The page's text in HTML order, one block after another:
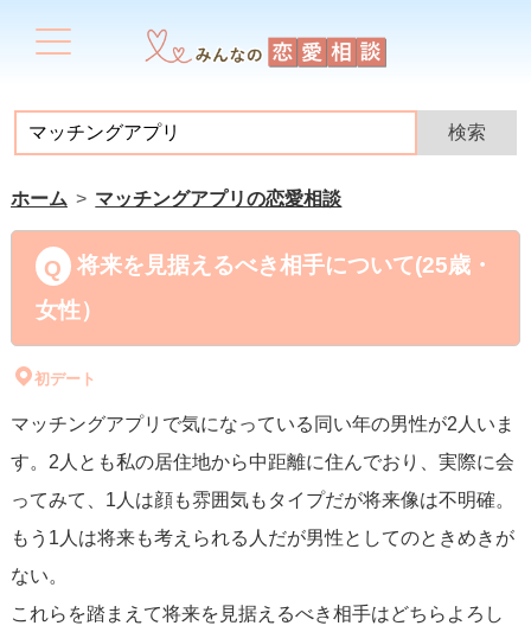
ホーム マッチングアプリの恋愛相談
将来を見据えるべき相手について(25歳・
女性）
初デート
マッチングアプリで気になっている同い年の男性が2人いま
す。2人とも私の居住地から中距離に住んでおり、実際に会
ってみて、1人は顔も雰囲気もタイプだが将来像は不明確。
もう1人は将来も考えられる人だが男性としてのときめきが
ない。
これらを踏まえて将来を見据えるべき相手はどちらよろし